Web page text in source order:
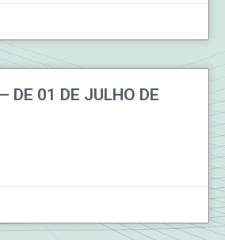
DE 01 DE JULHO DE